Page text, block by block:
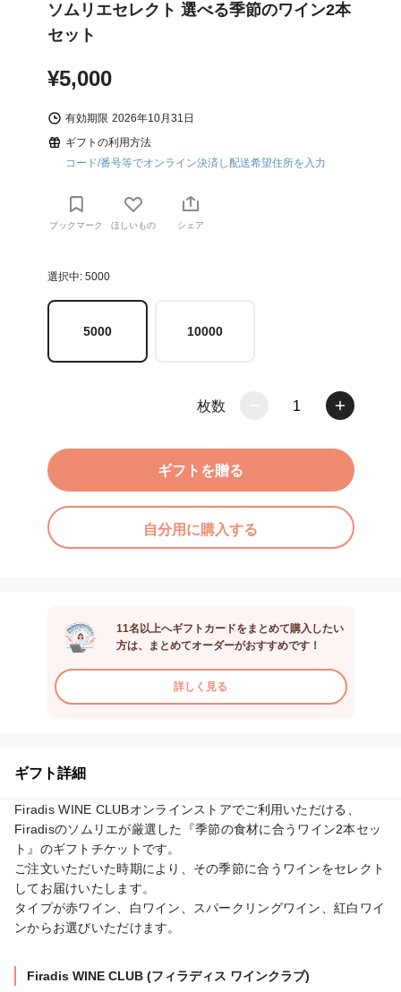
ソムリエセレクト 選べる季節のワイン2本
セット
¥5,000
有効期限 2026年10月31日
ギフトの利用方法
コード/番号等でオンライン決済し配送希望住所を入力
ブックマーク ほしいもの シェア
選択中: 5000
5000 10000
枚数 1
ギフトを贈る
自分用に購入する
11名以上へギフトカードをまとめて購入したい
方は、まとめてオーダーがおすすめです！
詳しく見る
ギフト詳細
Firadis WINE CLUBオンラインストアでご利用いただける、
Firadisのソムリエが厳選した『季節の食材に合うワイン2本セッ
ト』のギフトチケットです。
ご注文いただいた時期により、その季節に合うワインをセレクト
してお届けいたします。
タイプが赤ワイン、白ワイン、スパークリングワイン、紅白ワイ
ンからお選びいただけます。
Firadis WINE CLUB (フィラディス ワインクラブ)